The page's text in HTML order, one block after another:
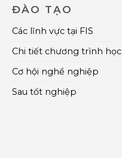
ĐÀO TẠO
Các lĩnh vực tại FIS
Chi tiết chương trình học
Cơ hội nghề nghiệp
Sau tốt nghiệp